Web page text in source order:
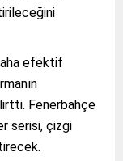
efektif
Fenerbahçe
serisi, çizgi